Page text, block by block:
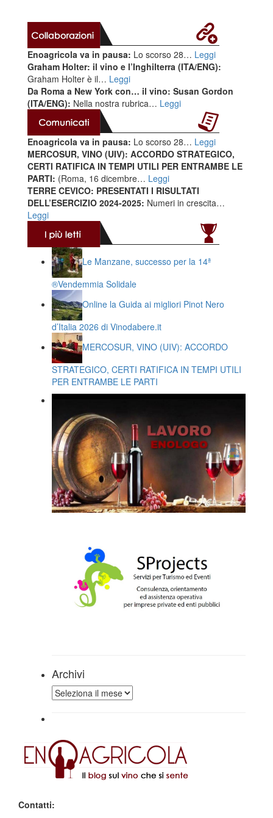
Enoagricola va in pausa: Lo scorso 28… Leggi
Graham Holter: il vino e l’Inghilterra (ITA/ENG):
Graham Holter è il… Leggi
Da Roma a New York con… il vino: Susan Gordon
(ITA/ENG): Nella nostra rubrica… Leggi
Enoagricola va in pausa: Lo scorso 28… Leggi
MERCOSUR, VINO (UIV): ACCORDO STRATEGICO,
CERTI RATIFICA IN TEMPI UTILI PER ENTRAMBE LE
PARTI: (Roma, 16 dicembre… Leggi
TERRE CEVICO: PRESENTATI I RISULTATI
DELL’ESERCIZIO 2024-2025: Numeri in crescita…
Leggi
Le Manzane, successo per la 14ª
®️Vendemmia Solidale
Online la Guida ai migliori Pinot Nero
d’Italia 2026 di Vinodabere.it
MERCOSUR, VINO (UIV): ACCORDO
STRATEGICO, CERTI RATIFICA IN TEMPI UTILI
PER ENTRAMBE LE PARTI
Archivi
Archivi
Contatti: